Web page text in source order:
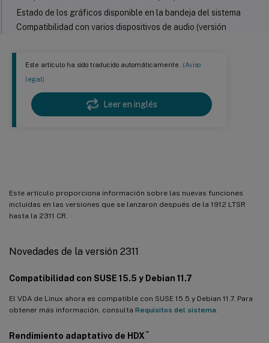
Este artículo ha sido traducido automáticamente. (Aviso
legal)
Leer en inglés
Este artículo proporciona información sobre las nuevas funciones
incluidas en las versiones que se lanzaron después de la 1912 LTSR
hasta la 2311 CR.
Novedades de la versión 2311
Compatibilidad con SUSE 15.5 y Debian 11.7
El VDA de Linux ahora es compatible con SUSE 15.5 y Debian 11.7. Para
obtener más información, consulta Requisitos del sistema
Rendimiento adaptativo de HDX ™
Estado de los gráficos disponible en la bandeja del sistema
Compatibilidad con varios dispositivos de audio (versión
Nuevas métricas disponibles para sesiones de Linux
El control de congestión EDT mejorado ya está disponible de
Novedades de la versión 2308
Aceleración de GPU compartida en un VDA de Linux multisesión
Se pueden copiar y pegar formatos de datos específicos entre la
sesión y el cliente
Recuperación del servidor y renderizado del cliente para la